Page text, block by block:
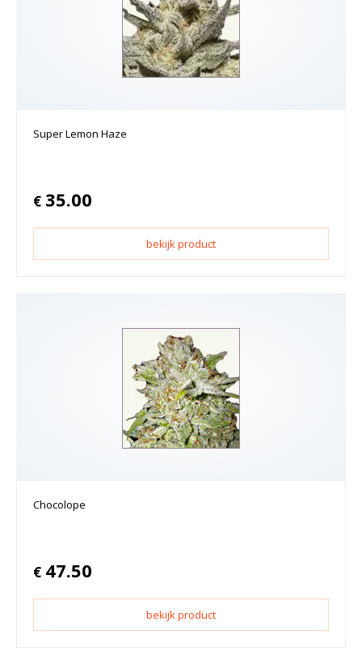
Super Lemon Haze
€ 35.00
bekijk product
Chocolope
€ 47.50
bekijk product